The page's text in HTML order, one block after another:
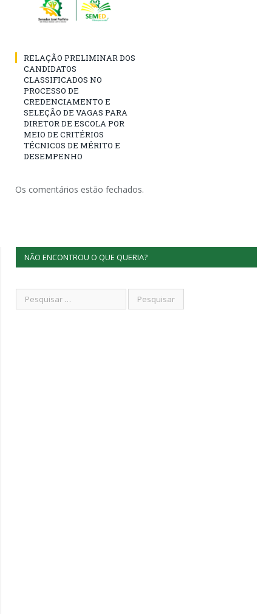
RELAÇÃO PRELIMINAR DOS
CANDIDATOS
CLASSIFICADOS NO
PROCESSO DE
CREDENCIAMENTO E
SELEÇÃO DE VAGAS PARA
DIRETOR DE ESCOLA POR
MEIO DE CRITÉRIOS
TÉCNICOS DE MÉRITO E
DESEMPENHO
Os comentários estão fechados.
NÃO ENCONTROU O QUE QUERIA?